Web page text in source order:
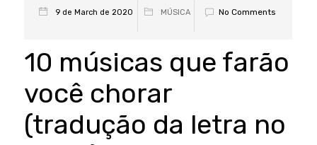
9 de March de 2020 MÚSICA No Comments
10 músicas que farão
você chorar
(tradução da letra no